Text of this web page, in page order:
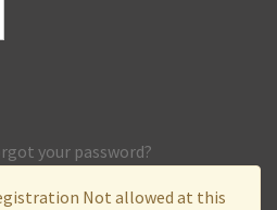
your password?
Not allowed at this